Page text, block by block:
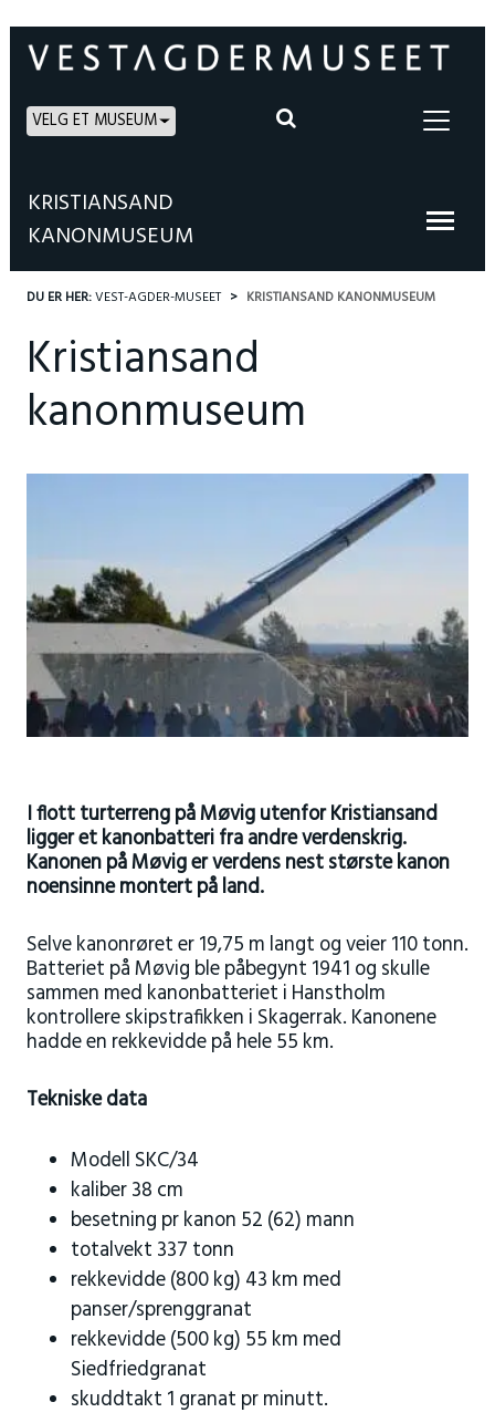
VELG ET MUSEUM
KRISTIANSAND
KANONMUSEUM
DU ER HER:VEST-AGDER-MUSEET KRISTIANSAND KANONMUSEUM
Kristiansand
kanonmuseum
I flott turterreng på Møvig utenfor Kristiansand
ligger et kanonbatteri fra andre verdenskrig.
Kanonen på Møvig er verdens nest største kanon
noensinne montert på land.
Selve kanonrøret er 19,75 m langt og veier 110 tonn.
Batteriet på Møvig ble påbegynt 1941 og skulle
sammen med kanonbatteriet i Hanstholm
kontrollere skipstrafikken i Skagerrak. Kanonene
hadde en rekkevidde på hele 55 km.
Tekniske data
Modell SKC/34
kaliber 38 cm
besetning pr kanon 52 (62) mann
totalvekt 337 tonn
rekkevidde (800 kg) 43 km med
panser/sprenggranat
rekkevidde (500 kg) 55 km med
Siedfriedgranat
skuddtakt 1 granat pr minutt.